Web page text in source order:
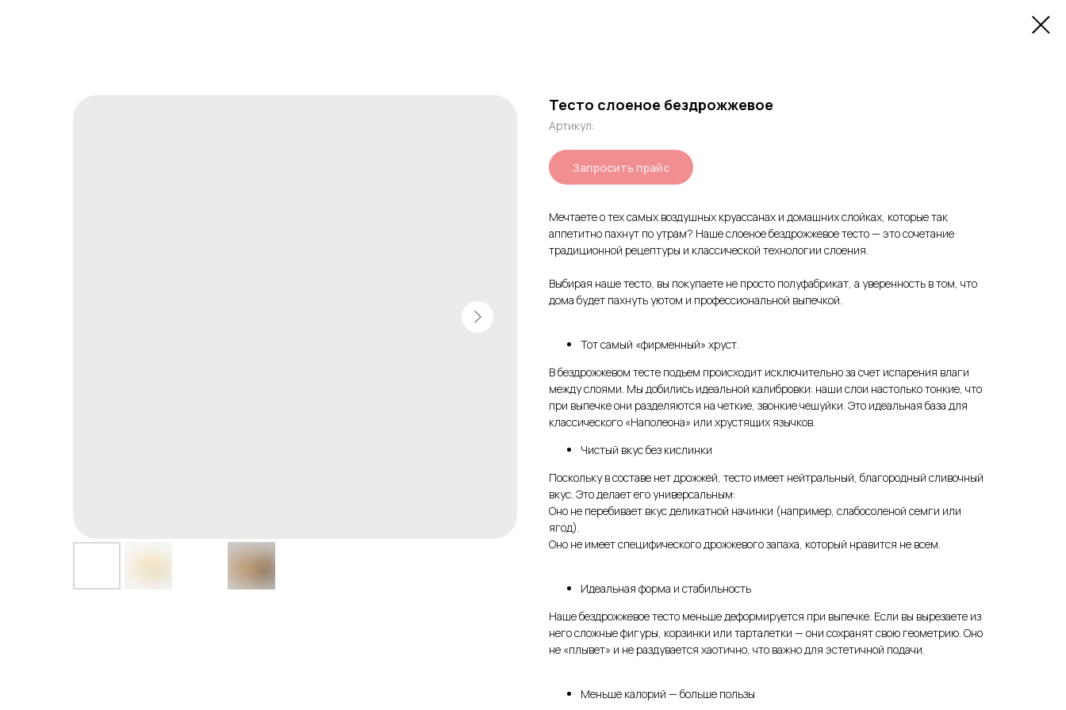
Тесто слоеное бездрожжевое
Артикул:
Запросить прайс
Мечтаете о тех самых воздушных круассанах и домашних слойках, которые так
аппетитно пахнут по утрам? Наше слоеное бездрожжевое тесто — это сочетание
традиционной рецептуры и классической технологии слоения.
Выбирая наше тесто, вы покупаете не просто полуфабрикат, а уверенность в том, что
дома будет пахнуть уютом и профессиональной выпечкой.
Тот самый «фирменный» хруст.
В бездрожжевом тесте подъем происходит исключительно за счет испарения влаги
между слоями. Мы добились идеальной калибровки: наши слои настолько тонкие, что
при выпечке они разделяются на четкие, звонкие чешуйки. Это идеальная база для
классического «Наполеона» или хрустящих язычков.
Чистый вкус без кислинки
Поскольку в составе нет дрожжей, тесто имеет нейтральный, благородный сливочный
вкус. Это делает его универсальным:
Оно не перебивает вкус деликатной начинки (например, слабосоленой семги или
ягод).
Оно не имеет специфического дрожжевого запаха, который нравится не всем.
Идеальная форма и стабильность
Наше бездрожжевое тесто меньше деформируется при выпечке. Если вы вырезаете из
него сложные фигуры, корзинки или тарталетки — они сохранят свою геометрию. Оно
не «плывет» и не раздувается хаотично, что важно для эстетичной подачи.
Меньше калорий — больше пользы